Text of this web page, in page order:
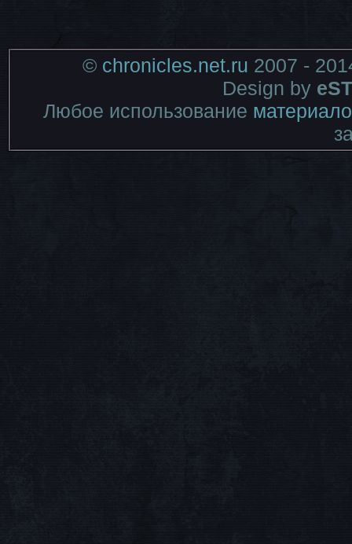
© chronicles.net.ru 2007 -
Design by
Любое использование